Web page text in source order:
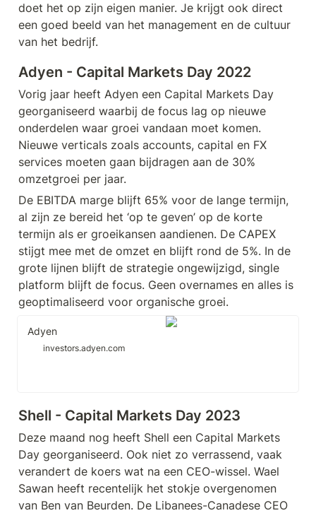
doet het op zijn eigen manier. Je krijgt ook direct
een goed beeld van het management en de cultuur
van het bedrijf.
Adyen - Capital Markets Day 2022
Vorig jaar heeft Adyen een Capital Markets Day
georganiseerd waarbij de focus lag op nieuwe
onderdelen waar groei vandaan moet komen.
Nieuwe verticals zoals accounts, capital en FX
services moeten gaan bijdragen aan de 30%
omzetgroei per jaar.
De EBITDA marge blijft 65% voor de lange termijn,
al zijn ze bereid het ‘op te geven’ op de korte
termijn als er groeikansen aandienen. De CAPEX
stijgt mee met de omzet en blijft rond de 5%. In de
grote lijnen blijft de strategie ongewijzigd, single
platform blijft de focus. Geen overnames en alles is
geoptimaliseerd voor organische groei.
Adyen
investors.adyen.com
Shell - Capital Markets Day 2023
Deze maand nog heeft Shell een Capital Markets
Day georganiseerd. Ook niet zo verrassend, vaak
verandert de koers wat na een CEO-wissel. Wael
Sawan heeft recentelijk het stokje overgenomen
van Ben van Beurden. De Libanees-Canadese CEO